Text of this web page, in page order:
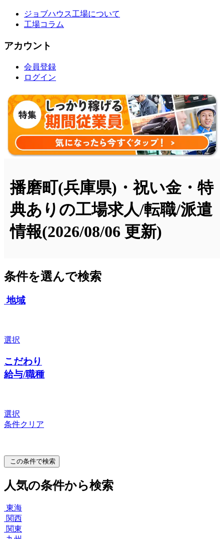
ジョブハウス工場について
工場コラム
アカウント
会員登録
ログイン
播磨町(兵庫県)・祝い金・特
典ありの工場求人/転職/派遣
情報(2026/08/06 更新)
条件を選んで検索
地域
選択
こだわり
給与/職種
選択
条件クリア
この条件で検索
人気の条件から検索
東海
関西
関東